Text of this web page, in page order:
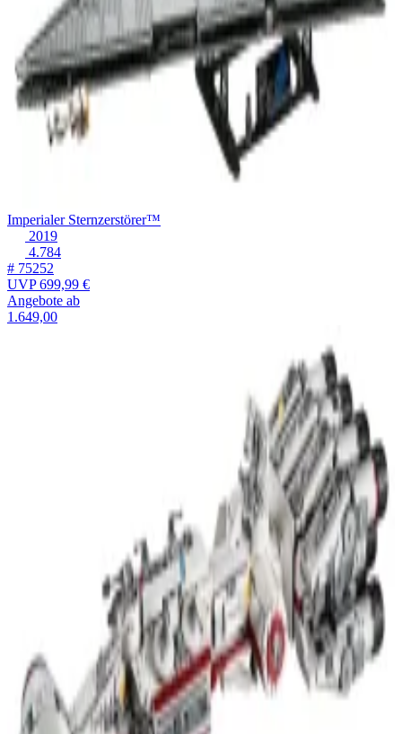
Imperialer Sternzerstörer™
2019
4.784
# 75252
UVP699,99 €
Angebote ab
1.649,00